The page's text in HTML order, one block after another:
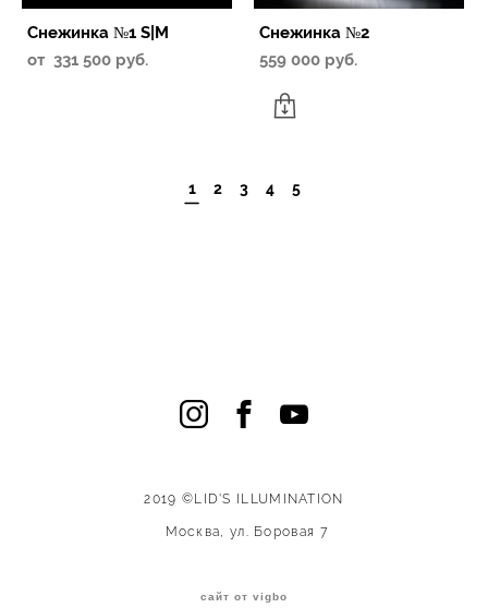
Снежинка №1 S|M
от 331 500 pуб.
Снежинка №2
559 000 pуб.
1 2 3 4 5
2019 ©LID'S ILLUMINATION
Москва, ул. Боровая 7
сайт от vigbo